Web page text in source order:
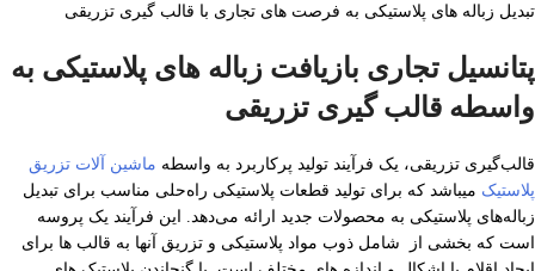
تبدیل زباله های پلاستیکی به فرصت های تجاری با قالب گیری تزریقی
پتانسیل تجاری بازیافت زباله های پلاستیکی به
واسطه قالب گیری تزریقی
قالب‌گیری تزریقی، یک فرآیند تولید پرکاربرد به واسطه ماشین آلات تزریق
پلاستیک میباشد که برای تولید قطعات پلاستیکی راه‌حلی مناسب برای تبدیل
زباله‌های پلاستیکی به محصولات جدید ارائه می‌دهد. این فرآیند یک پروسه
است که بخشی از شامل ذوب مواد پلاستیکی و تزریق آنها به قالب ها برای